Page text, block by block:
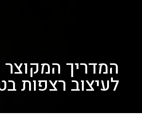
המדריך המקוצר
לעיצוב רצפות